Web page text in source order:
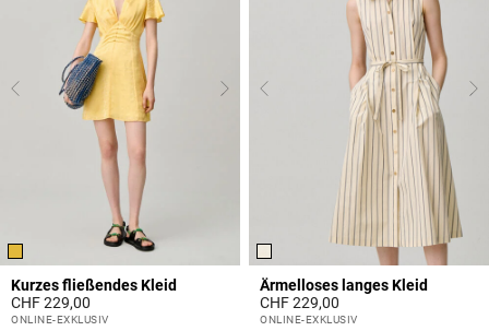
Kurzes fließendes Kleid
CHF 229,00
4.3 out of 5 Customer Rating
ONLINE-EXKLUSIV
Ärmelloses langes Kleid
CHF 229,00
5 out of 5 Customer Rating
ONLINE-EXKLUSIV